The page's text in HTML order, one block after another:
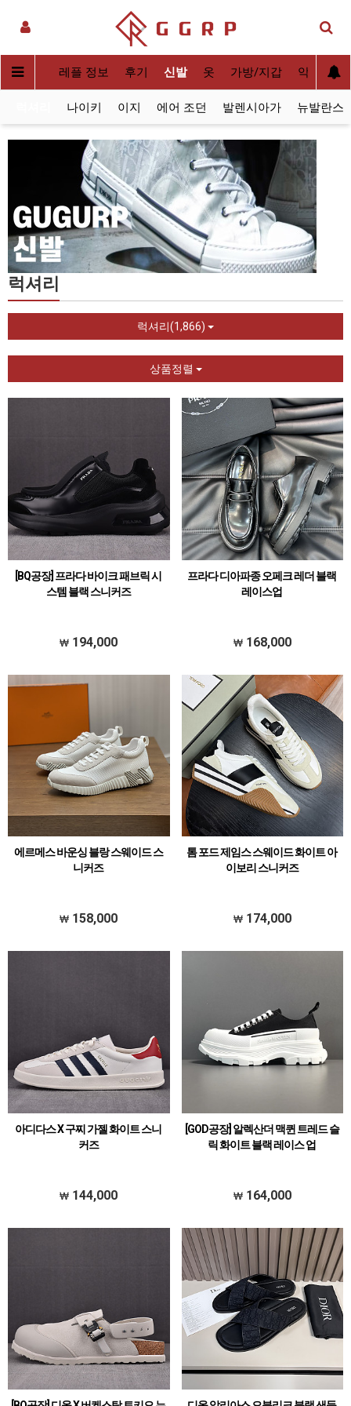
사[QC] 레플 정보 후기 신발 옷 가방/지갑 악세사리
나이키 이지 에어 조던 발렌시아가 뉴발란스
럭셔리
럭셔리(1,866)
상품정렬
[BQ공장] 프라다 바이크 패브릭 시
스템 블랙 스니커즈
194,000
프라다 디아파종 오페크 레더 블랙
레이스업
168,000
에르메스 바운싱 블랑 스웨이드 스
니커즈
158,000
톰 포드 제임스 스웨이드 화이트 아
이보리 스니커즈
174,000
아디다스 X 구찌 가젤 화이트 스니
커즈
144,000
[GOD공장] 알렉산더 맥퀸 트레드 슬
릭 화이트 블랙 레이스 업
164,000